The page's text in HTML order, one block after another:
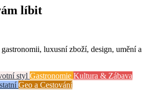
líbit
luxusní zboží, design, umění a
styl Gastronomie Kultura & Zábava
Geo a Cestování